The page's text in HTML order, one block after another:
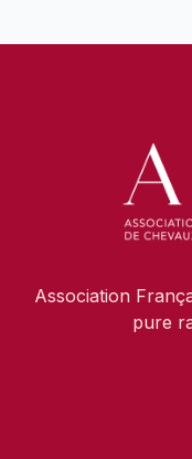
Association
pure